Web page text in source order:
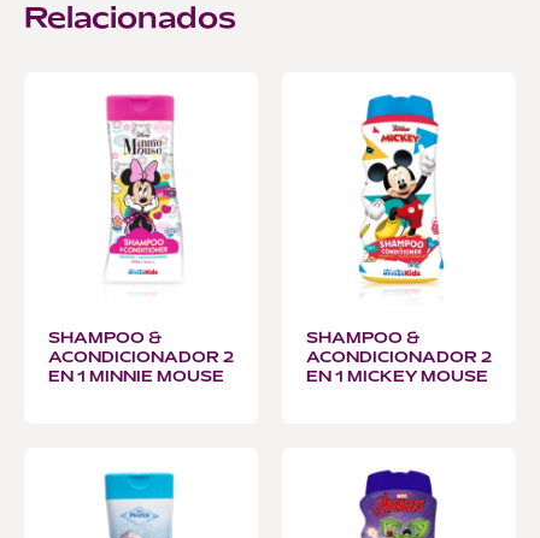
Relacionados
SHAMPOO &
ACONDICIONADOR 2
EN 1 MINNIE MOUSE
SHAMPOO &
ACONDICIONADOR 2
EN 1 MICKEY MOUSE